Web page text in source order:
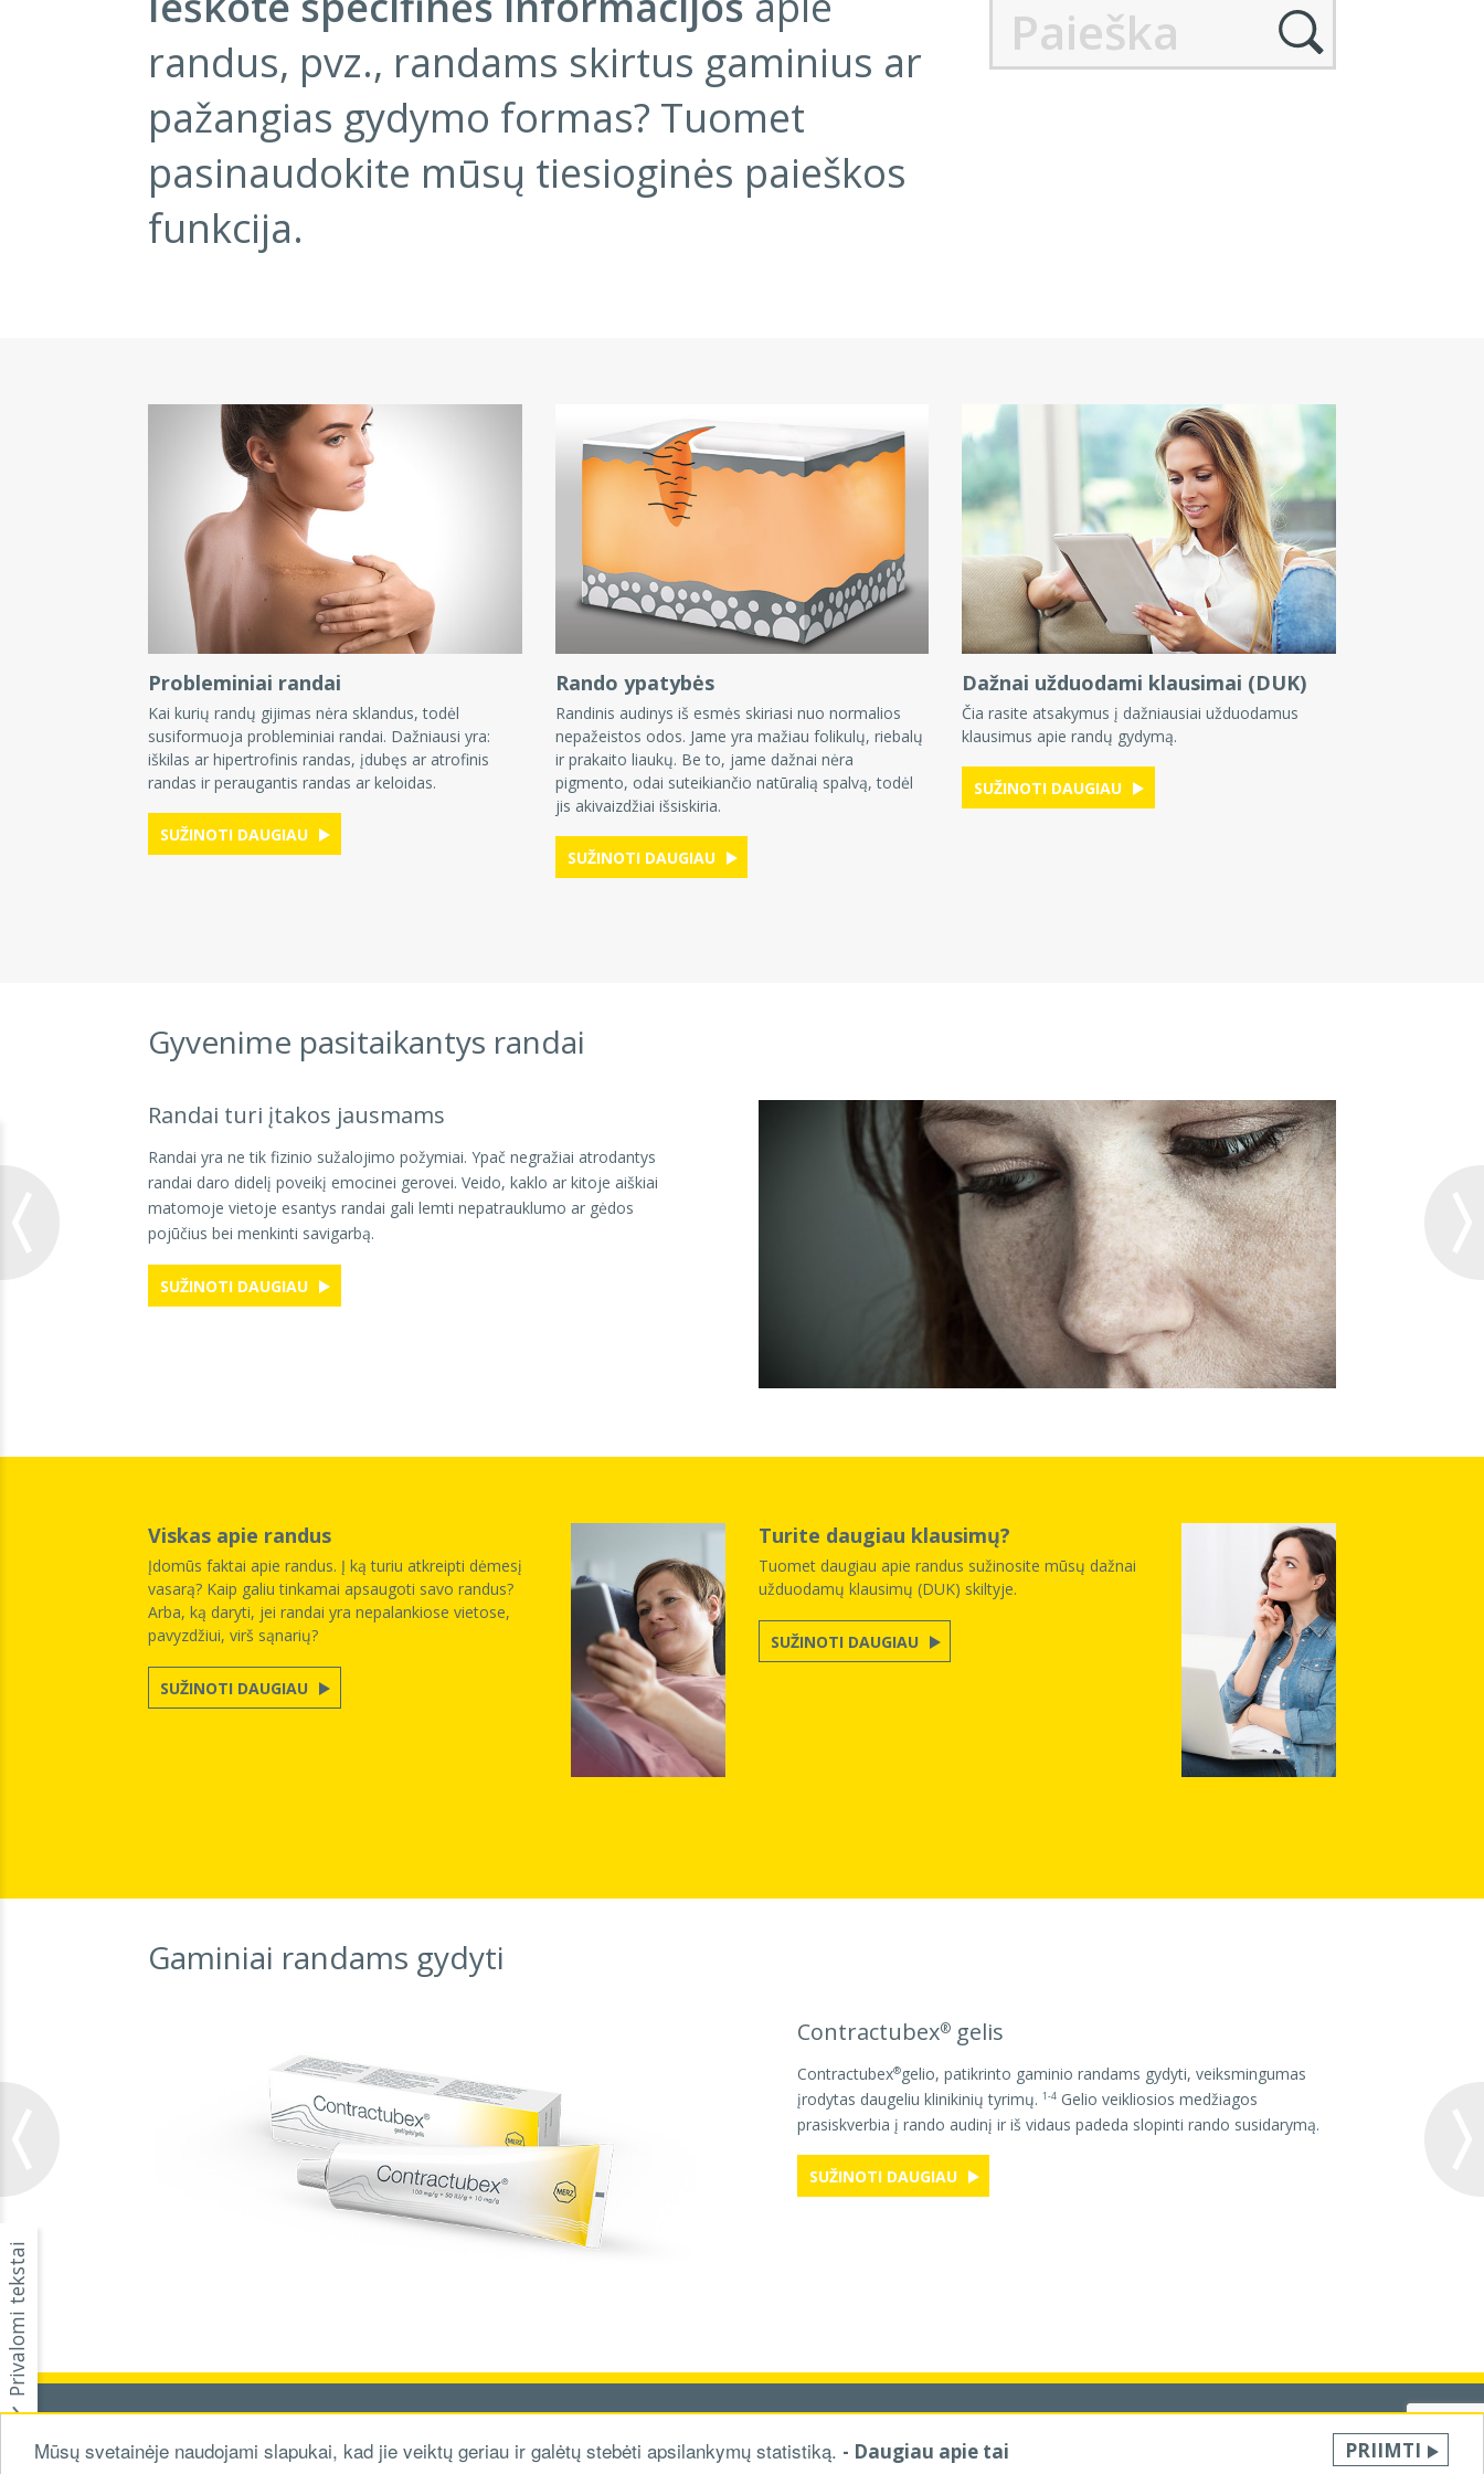
PRIIMTI
Mūsų svetainėje naudojami slapukai, kad jie veiktų geriau ir galėtų stebėti apsilankymų statistiką. - Daugiau apie tai
randus, pvz., randams skirtus gaminius ar
pažangias gydymo formas? Tuomet
pasinaudokite mūsų tiesioginės paieškos
funkcija.
Probleminiai randai
Kai kurių randų gijimas nėra sklandus, todėl
susiformuoja probleminiai randai. Dažniausi yra:
iškilas ar hipertrofinis randas, įdubęs ar atrofinis
randas ir peraugantis randas ar keloidas.
SUŽINOTI DAUGIAU
Rando ypatybės
Randinis audinys iš esmės skiriasi nuo normalios
nepažeistos odos. Jame yra mažiau folikulų, riebalų
ir prakaito liaukų. Be to, jame dažnai nėra
pigmento, odai suteikiančio natūralią spalvą, todėl
jis akivaizdžiai išsiskiria.
SUŽINOTI DAUGIAU
Dažnai užduodami klausimai (DUK)
Čia rasite atsakymus į dažniausiai užduodamus
klausimus apie randų gydymą.
SUŽINOTI DAUGIAU
Gyvenime pasitaikantys randai
Randai turi įtakos jausmams
Randai yra ne tik fizinio sužalojimo požymiai. Ypač negražiai atrodantys
randai daro didelį poveikį emocinei gerovei. Veido, kaklo ar kitoje aiškiai
matomoje vietoje esantys randai gali lemti nepatrauklumo ar gėdos
pojūčius bei menkinti savigarbą.
SUŽINOTI DAUGIAU
Next
Viskas apie randus
Įdomūs faktai apie randus. Į ką turiu atkreipti dėmesį
vasarą? Kaip galiu tinkamai apsaugoti savo randus?
Arba, ką daryti, jei randai yra nepalankiose vietose,
pavyzdžiui, virš sąnarių?
SUŽINOTI DAUGIAU
Turite daugiau klausimų?
Tuomet daugiau apie randus sužinosite mūsų dažnai
užduodamų klausimų (DUK) skiltyje.
SUŽINOTI DAUGIAU
Gaminiai randams gydyti
Contractubex® gelis
Contractubex®gelio, patikrinto gaminio randams gydyti, veiksmingumas
įrodytas daugeliu klinikinių tyrimų. 1-4 Gelio veikliosios medžiagos
prasiskverbia į rando audinį ir iš vidaus padeda slopinti rando susidarymą.
SUŽINOTI DAUGIAU
Next
Privalomi tekstai
KONTAKTAS